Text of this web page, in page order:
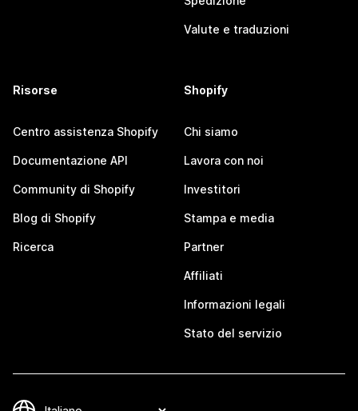
Valute e traduzioni
Risorse
Centro assistenza Shopify
Documentazione API
Community di Shopify
Blog di Shopify
Ricerca
Shopify
Chi siamo
Lavora con noi
Investitori
Stampa e media
Partner
Affiliati
Informazioni legali
Stato del servizio